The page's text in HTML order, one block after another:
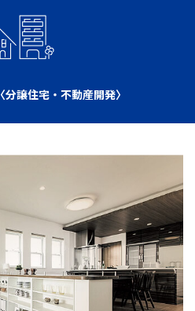
〈分譲住宅・不動産開発〉